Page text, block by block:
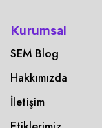
Kurumsal
SEM Blog
Hakkımızda
İletişim